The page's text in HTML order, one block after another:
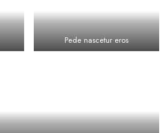
Pede nascetur eros